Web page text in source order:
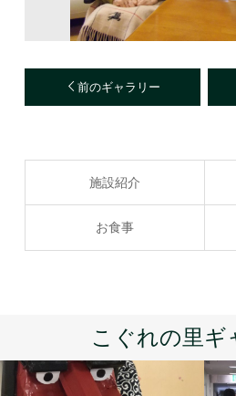
前のギャラリー
施設紹介
お食事
こぐれの里ギ